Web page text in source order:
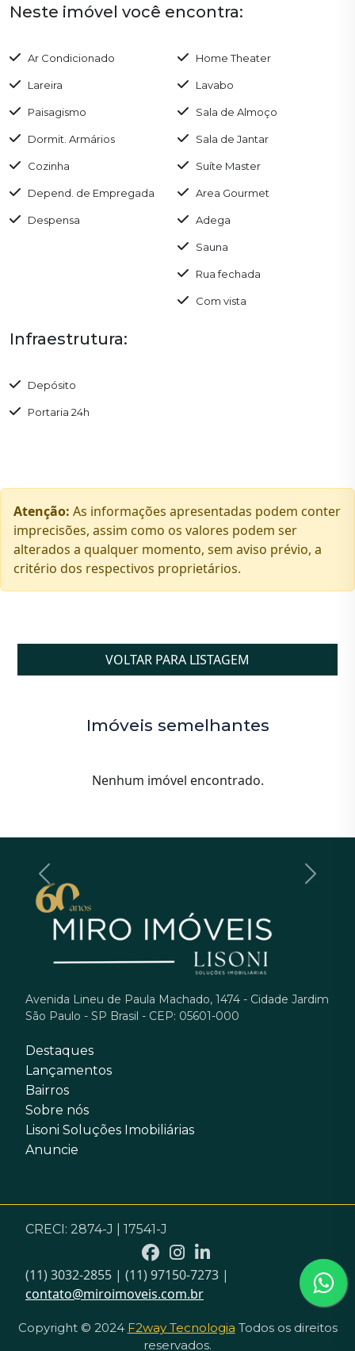
Neste imóvel você encontra:
Ar Condicionado
Lareira
Paisagismo
Dormit. Armários
Cozinha
Depend. de Empregada
Despensa
Home Theater
Lavabo
Sala de Almoço
Sala de Jantar
Suíte Master
Area Gourmet
Adega
Sauna
Rua fechada
Com vista
Infraestrutura:
Depósito
Portaria 24h
Atenção: As informações apresentadas podem conter
imprecisões, assim como os valores podem ser
alterados a qualquer momento, sem aviso prévio, a
critério dos respectivos proprietários.
VOLTAR PARA LISTAGEM
Imóveis semelhantes
Nenhum imóvel encontrado.
Previous
Avenida Lineu de Paula Machado, 1474 - Cidade Jardim
São Paulo - SP Brasil - CEP: 05601-000
Destaques
Lançamentos
Bairros
Sobre nós
Lisoni Soluções Imobiliárias
Anuncie
CRECI: 2874-J | 17541-J
(11) 3032-2855 | (11) 97150-7273 |
contato@miroimoveis.com.br
Copyright © 2024 F2way Tecnologia Todos os direitos
reservados.